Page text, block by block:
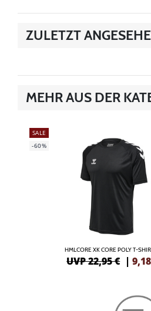
ZULETZT
MEHR AUS DER
SALE
-60%
HMLCORE XK CORE POLY T-
UVP 22,95 € |9,18